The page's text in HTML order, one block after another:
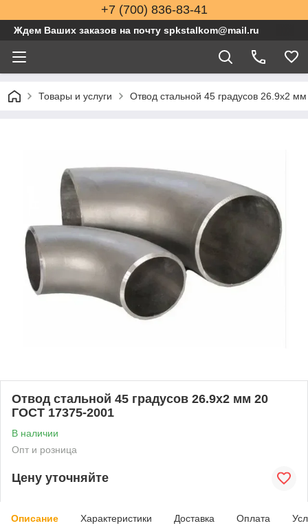
+7 (700) 836-83-41
Ждем Ваших заказов на почту spkstalkom@mail.ru
Товары и услуги Отвод стальной 45 градусов 26.9x2
Отвод стальной 45 градусов 26.9x2 мм 20
ГОСТ 17375-2001
В наличии
Опт и розница
Цену уточняйте
Описание Характеристики Доставка Оплата